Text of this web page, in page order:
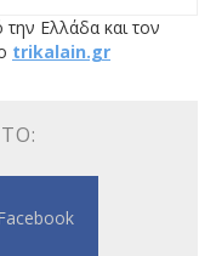
την Ελλάδα και τον
trikalain.gr